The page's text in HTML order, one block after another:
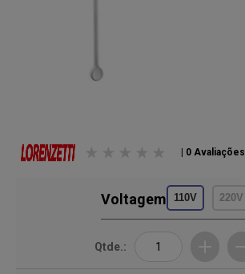
| 0 Avaliações
Voltagem 110V 220V
Qtde.: